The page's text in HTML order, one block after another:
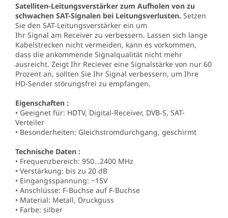
Satelliten-Leitungsverstärker zum Aufholen von zu
schwachen SAT-Signalen bei Leitungsverlusten. Setzen
Sie den SAT-Leitungsverstärker ein um
Ihr Signal am Receiver zu verbessern. Lassen sich lange
Kabelstrecken nicht vermeiden, kann es vorkommen,
dass die ankommende Signalqualität nicht mehr
ausreicht. Zeigt Ihr Reciever eine Signalstärke von nur 60
Prozent an, sollten Sie Ihr Signal verbessern, um Ihre
HD-Sender störungsfrei zu empfangen.
Eigenschaften :
• Geeignet für: HDTV, Digital-Receiver, DVB-S, SAT-
Verteiler
• Besonderheiten: Gleichstromdurchgang, geschirmt
Technische Daten :
• Frequenzbereich: 950…2400 MHz
• Verstärkung: bis zu 20 dB
• Eingangsspannung: ~15V
• Anschlüsse: F-Buchse auf F-Buchse
• Material: Metall, Druckguss
• Farbe: silber